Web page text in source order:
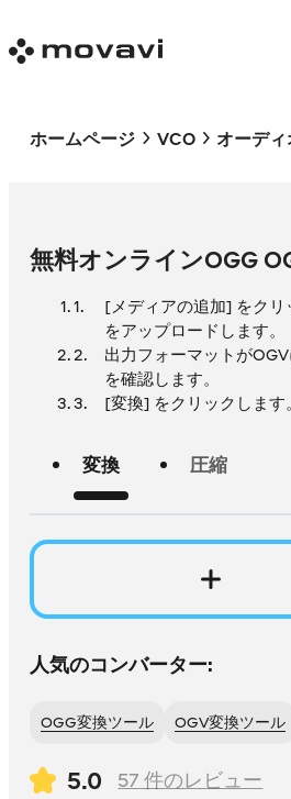
ホームページ VCO オーデ
無料オンラインOGG
[メディアの追加] をク
をアップロードします。
出力フォーマットが
を確認します。
[変換] をクリックします。
変換 圧縮
人気のコンバーター:
OGG変換ツール OGV変換ツール
5.0 57 件のレビュー